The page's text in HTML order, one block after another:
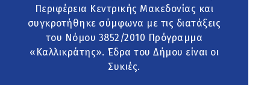
Περιφέρεια Κεντρικής Μακεδονίας και
συγκροτήθηκε σύμφωνα με τις διατάξεις
του Νόμου 3852/2010 Πρόγραμμα
«Καλλικράτης». Έδρα του Δήμου είναι οι
Συκιές.